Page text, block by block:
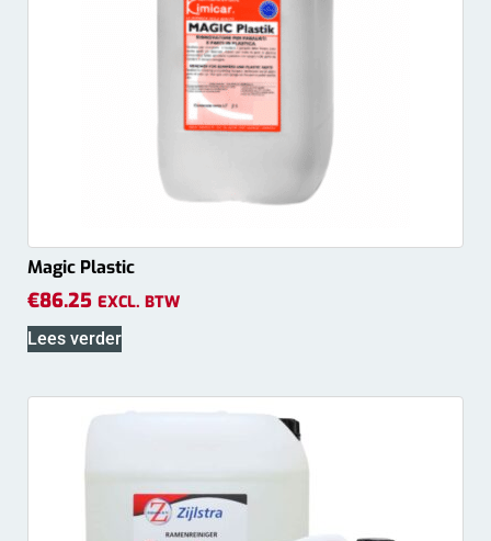
Magic Plastic
€86.25 EXCL. BTW
Lees verder